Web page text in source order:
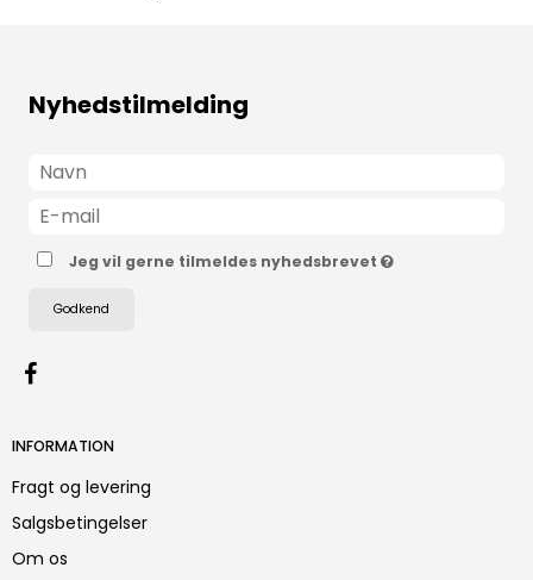
Nyhedstilmelding
Jeg vil gerne tilmeldes nyhedsbrevet
Godkend
INFORMATION
Fragt og levering
Salgsbetingelser
Om os